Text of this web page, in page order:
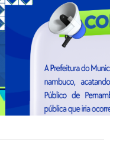
Next